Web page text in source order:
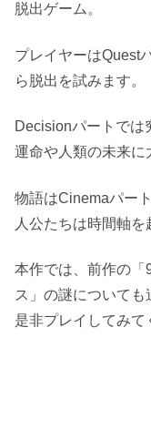
脱出ゲーム。
プレイヤーはQuest
ら脱出を試みます。
Decisionパートでは
運命や人類の未来に
物語はCinemaパー
人公たちは時間軸を
本作では、前作の
ス」の謎について
是非プレイしてみて